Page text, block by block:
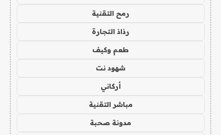
رمح التقنية
رذاذ التجارة
طعم وكيف
شهود نت
أركاني
مباشر التقنية
مدونة صحبة